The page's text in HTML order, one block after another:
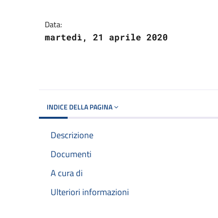
Data:
martedì, 21 aprile 2020
INDICE DELLA PAGINA
Descrizione
Documenti
A cura di
Ulteriori informazioni